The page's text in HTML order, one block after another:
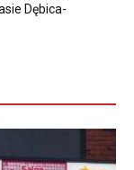
Dębica-